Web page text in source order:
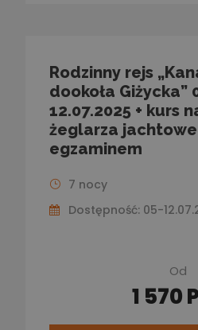
Rodzinny rejs
dookoła Giżycka”
12.07.2025 + kurs
żeglarza
egzaminem
7 nocy
Dostępność: 05-
Od
1 570